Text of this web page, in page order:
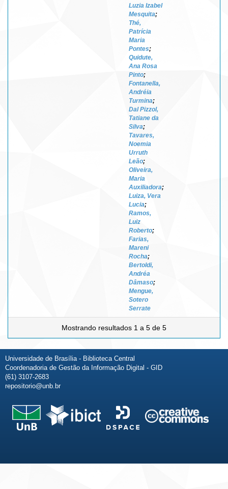
Luzia Izabel
Mesquita;
Thé,
Patrícia
Maria
Pontes;
Quidute,
Ana Rosa
Pinto;
Fontanella,
Andréia
Turmina;
Dal Pizzol,
Tatiane da
Silva;
Tavares,
Noemia
Urruth
Leão;
Oliveira,
Maria
Auxiliadora;
Luiza, Vera
Lucia;
Ramos,
Luiz
Roberto;
Farias,
Mareni
Rocha;
Bertoldi,
Andréa
Dâmaso;
Mengue,
Sotero
Serrate
Mostrando resultados 1 a 5 de 5
Universidade de Brasília - Biblioteca Central
Coordenadoria de Gestão da Informação Digital - GID
(61) 3107-2683
repositorio@unb.br